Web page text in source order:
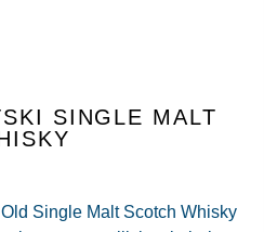
SINGLE MALT